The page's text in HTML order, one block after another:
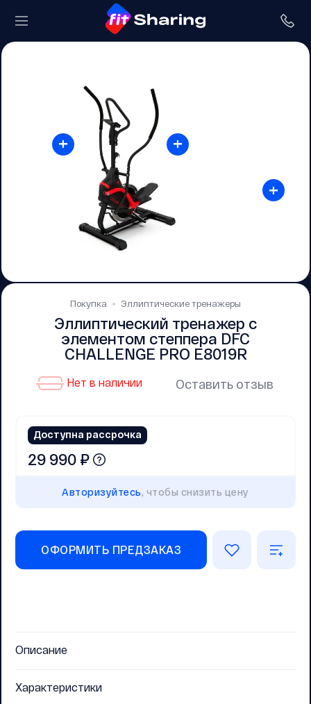
+
+
+
Покупка Эллиптические тренажеры
Эллиптический тренажер с
элементом степпера DFC
CHALLENGE PRO E8019R
Нет в наличии Оставить отзыв
Доступна рассрочка
29 990 ₽
Авторизуйтесь, чтобы снизить цену
ОФОРМИТЬ ПРЕДЗАКАЗ
Описание
Характеристики